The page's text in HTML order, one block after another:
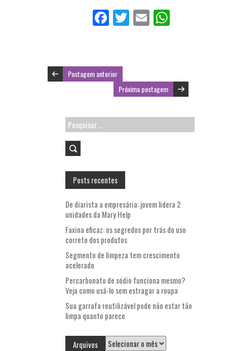
Fa
o
o
k
T E
p
p
Postagem anterior
Próxima postagem
Pesquisar
por:
Posts recentes
De diarista a empresária: jovem lidera 2
unidades da Mary Help
Faxina eficaz: os segredos por trás do uso
correto dos produtos
Segmento de limpeza tem crescimento
acelerado
Percarbonato de sódio funciona mesmo?
Veja como usá-lo sem estragar a roupa
Sua garrafa reutilizável pode não estar tão
limpa quanto parece
Arquivos Arquivos